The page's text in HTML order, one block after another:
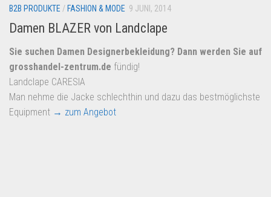
B2B PRODUKTE / FASHION & MODE 9 JUNI, 2014
Damen BLAZER von Landclape
Sie suchen Damen Designerbekleidung? Dann werden Sie auf
grosshandel-zentrum.de fündig!
Landclape CARESIA
Man nehme die Jacke schlechthin und dazu das bestmöglichste
Equipment → zum Angebot